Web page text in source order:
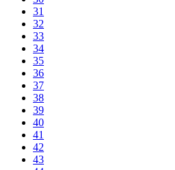
31
32
33
34
35
36
37
38
39
40
41
42
43